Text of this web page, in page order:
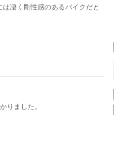
凄く剛性感のあるバイクだと
りました。